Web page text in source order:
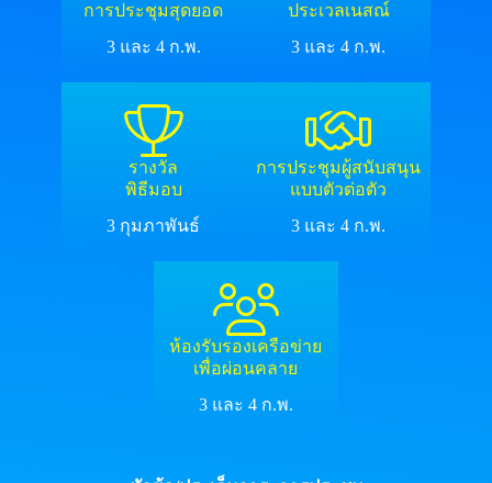
การประชุมสุดยอด
3 และ 4 ก.พ.
ประเวลเนสณ์
3 และ 4 ก.พ.
รางวัล
พิธีมอบ
3 กุมภาพันธ์
การประชุมผู้สนับสนุน
แบบตัวต่อตัว
3 และ 4 ก.พ.
ห้องรับรองเครือข่าย
เพื่อผ่อนคลาย
3 และ 4 ก.พ.